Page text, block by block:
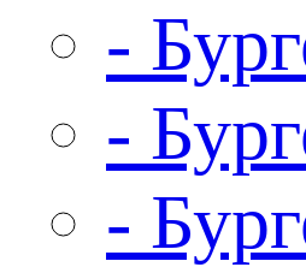
-
-
-